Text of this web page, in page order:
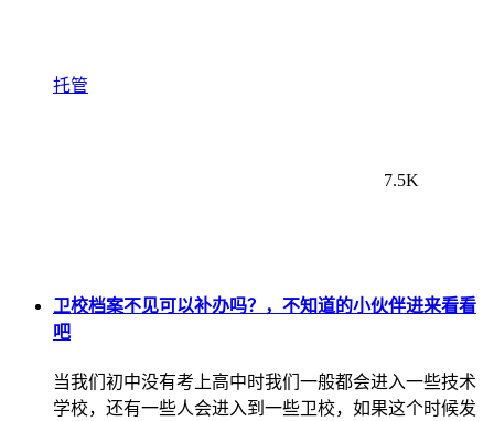
托管
7.5K
卫校档案不见可以补办吗？，不知道的小伙伴进来看看
吧
当我们初中没有考上高中时我们一般都会进入一些技术
学校，还有一些人会进入到一些卫校，如果这个时候发